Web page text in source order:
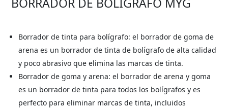
Borrador de tinta para bolígrafo: el borrador de goma de
arena es un borrador de tinta de bolígrafo de alta calidad
y poco abrasivo que elimina las marcas de tinta.
Borrador de goma y arena: el borrador de arena y goma
es un borrador de tinta para todos los bolígrafos y es
perfecto para eliminar marcas de tinta, incluidos